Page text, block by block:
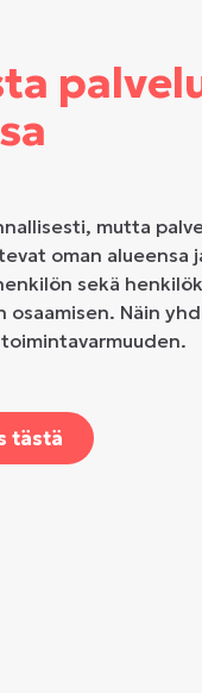
mutta
oman alueensa
sekä
osaamisen. Näin
tästä